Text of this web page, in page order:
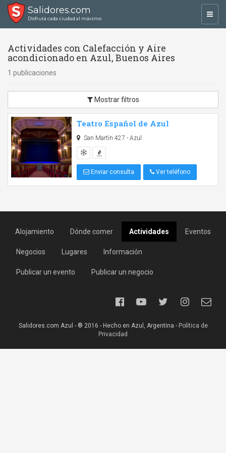
Salidores.com
Disfrutá cada ciudad al máximo
Actividades con Calefacción y Aire
acondicionado en Azul, Buenos Aires
1 publicaciones
Mostrar filtros
Teatro Español de Azul
San Martín 427 - Azul
Enviar consulta Ver teléfono
Alojamiento Dónde comer Actividades Eventos
Negocios Lugares Información
Publicar un evento Publicar un negocio
Salidores.com Azul - ® 2016 - Hecho en Azul, Argentina - Política de
Privacidad